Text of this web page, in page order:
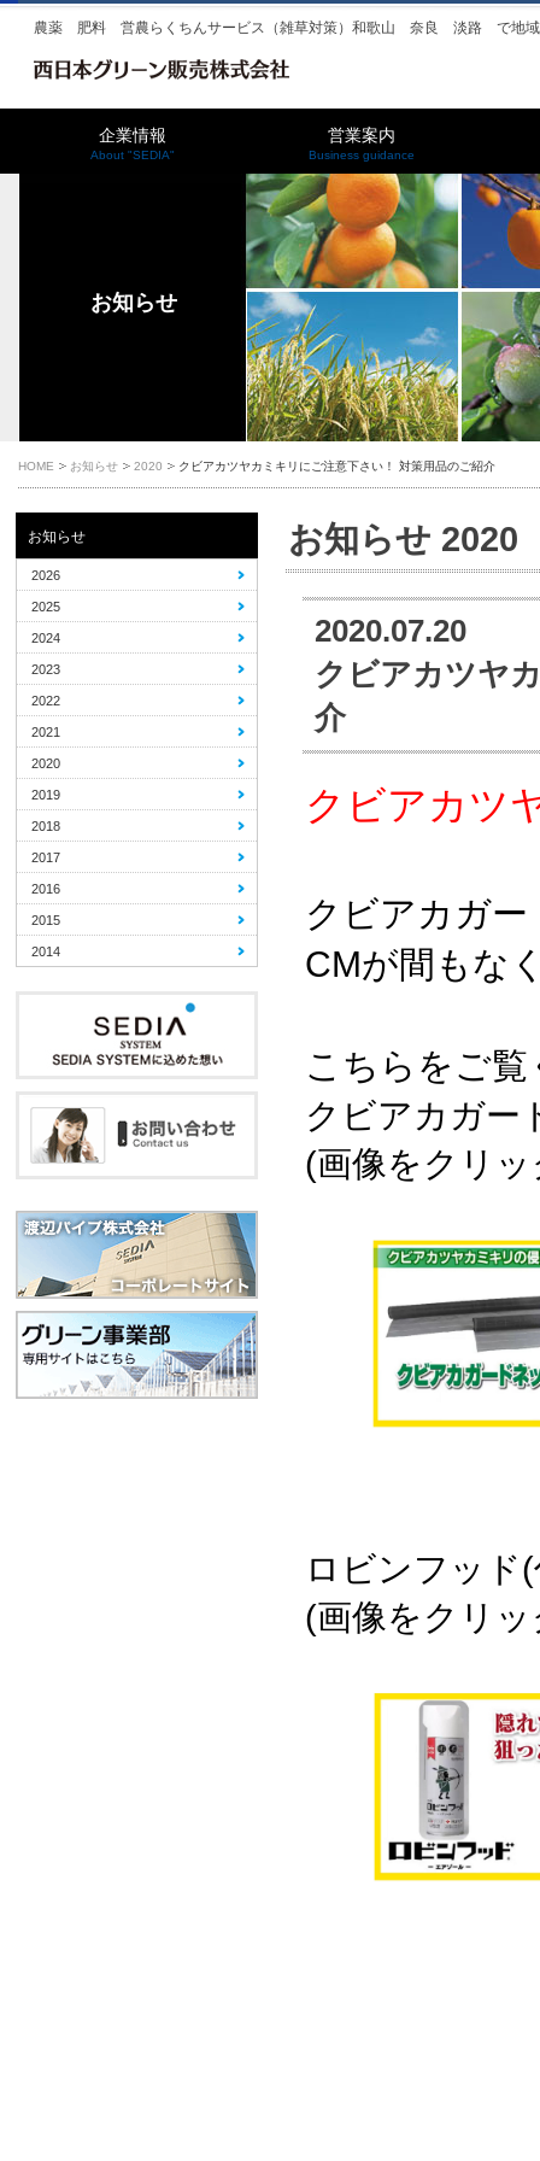
農薬 肥料 営農らくちんサービス（雑草対策）和歌山 奈良 淡路 で地
企業情報
About "SEDIA"
営業案内
Business guidance
お知らせ
HOME お知らせ 2020 クビアカツヤカミキリにご注意下さい！ 対策用品のご紹介
お知らせ 2020
2020.07.20
クビアカツヤ
介
クビアカツ
クビアカガ
CMが間もな
こちらをご
クビアカガー
(画像をクリ
ロビンフッド
(画像をクリ
お知らせ
2026
2025
2024
2023
2022
2021
2020
2019
2018
2017
2016
2015
2014